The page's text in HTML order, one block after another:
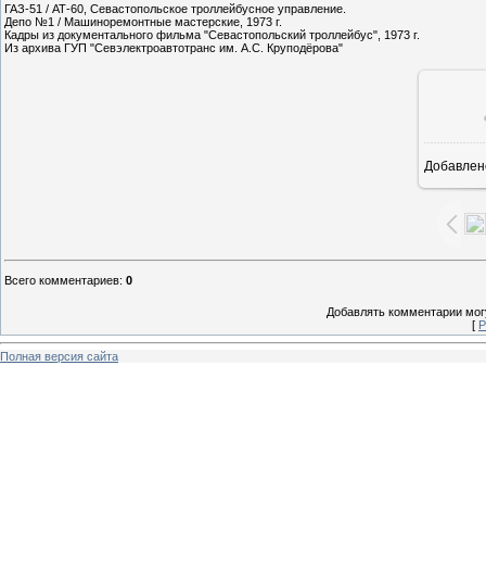
ГАЗ-51 / АТ-60, Севастопольское троллейбусное управление.
Депо №1 / Машиноремонтные мастерские, 1973 г.
Кадры из документального фильма "Севастопольский троллейбус", 1973 г.
Из архива ГУП "Севэлектроавтотранс им. А.С. Круподёрова"
Всего комментариев: 0
Добавлять комментарии
[
Полная версия сайта